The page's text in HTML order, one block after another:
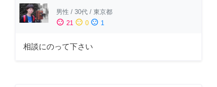
男性 / 30代 / 東京都
sentiment_satisfied 21 sentiment_neutral 0 sentiment_dissatisfied 1
相談にのって下さい